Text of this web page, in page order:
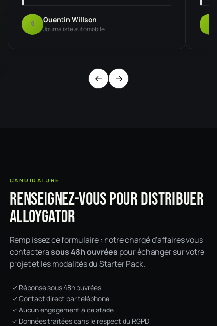
Q Quentin Willson
Journaliste automobile
← →
CANDIDATURE
Renseignez-vous pour distribuer
AlloyGator
Remplissez ce formulaire : notre chargé d'affaires vous
contacterasous 48h ouvrées pour échanger sur votre
projet et les modalités du Starter Pack.
✓ Réponse sous 48h ouvrées
✓ Contact direct par téléphone
✓ Aucun engagement à ce stade
✓ Données traitées dans le respect du RGPD